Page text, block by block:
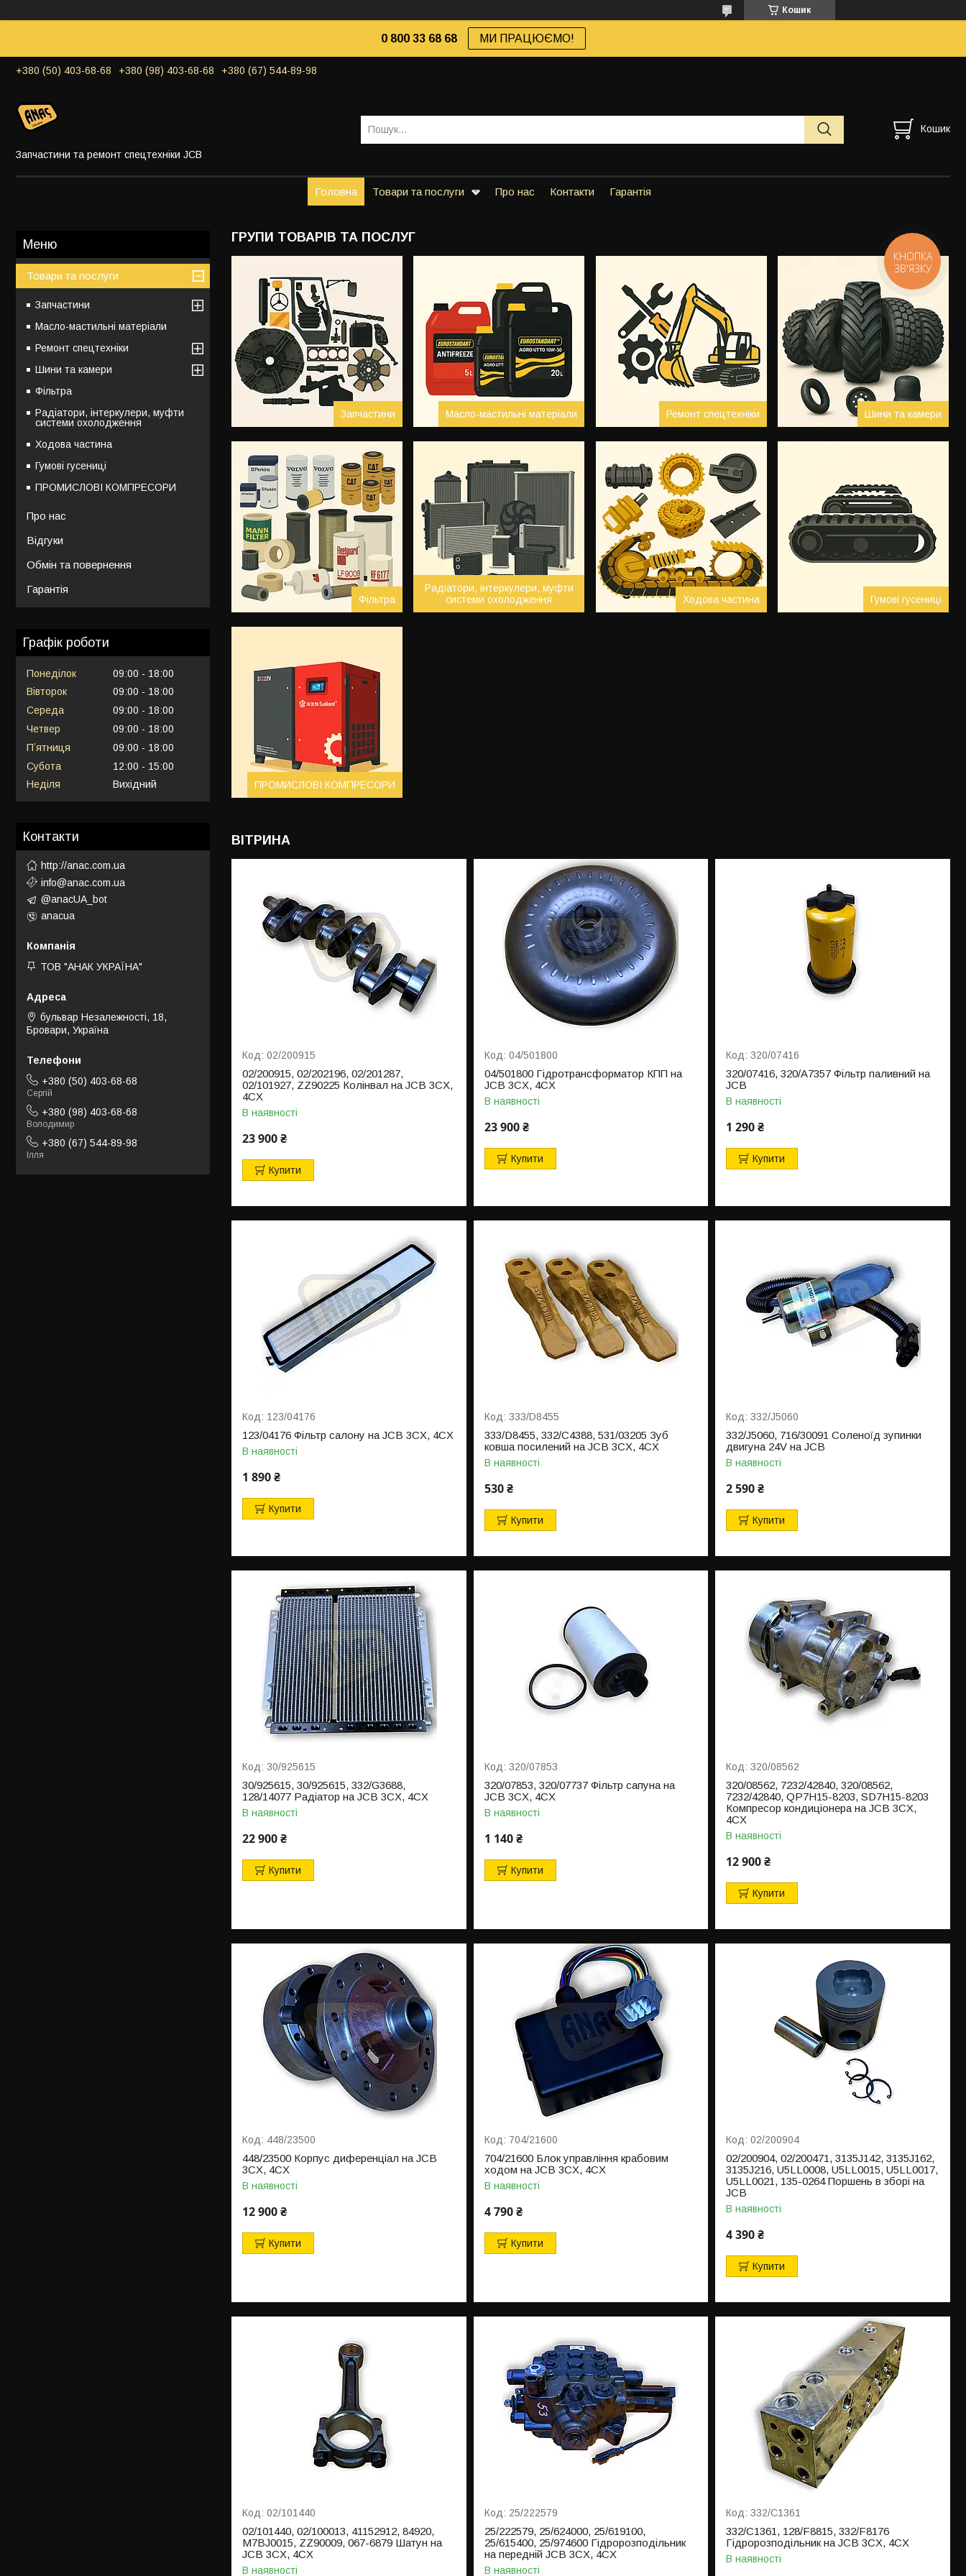
Кошик
0 800 33 68 68 МИ ПРАЦЮЄМО!
+380 (50) 403-68-68 +380 (98) 403-68-68 +380 (67) 544-89-98
Запчастини та ремонт спецтехніки JCB
Кошик
Головна Товари та послуги Про нас Контакти Гарантія
ГРУПИ ТОВАРІВ ТА ПОСЛУГ
Запчастини Масло-мастильні матеріали Ремонт спецтехніки Шини та камери
Фільтра
Радіатори, інтеркулери, муфти
системи охолодження
Ходова частина Гумові гусениці
ПРОМИСЛОВІ КОМПРЕСОРИ
ВІТРИНА
02/200915
02/200915, 02/202196, 02/201287,
02/101927, ZZ90225 Колінвал на JCB 3CX,
4CX
В наявності
23 900 ₴
Купити
04/501800
04/501800 Гідротрансформатор КПП на
JCB 3CX, 4CX
В наявності
23 900 ₴
Купити
320/07416
320/07416, 320/A7357 Фільтр паливний на
JCB
В наявності
1 290 ₴
Купити
123/04176
123/04176 Фільтр салону на JCB 3CX, 4CX
В наявності
1 890 ₴
Купити
333/D8455
333/D8455, 332/C4388, 531/03205 Зуб
ковша посилений на JCB 3CX, 4CX
В наявності
530 ₴
Купити
332/J5060
332/J5060, 716/30091 Соленоїд зупинки
двигуна 24V на JCB
В наявності
2 590 ₴
Купити
30/925615
30/925615, 30/925615, 332/G3688,
128/14077 Радіатор на JCB 3CX, 4CX
В наявності
22 900 ₴
Купити
320/07853
320/07853, 320/07737 Фільтр сапуна на
JCB 3CX, 4CX
В наявності
1 140 ₴
Купити
320/08562
320/08562, 7232/42840, 320/08562,
7232/42840, QP7H15-8203, SD7H15-8203
Компресор кондиціонера на JCB 3CX,
4CX
В наявності
12 900 ₴
Купити
448/23500
448/23500 Корпус диференціал на JCB
3CX, 4CX
В наявності
12 900 ₴
Купити
704/21600
704/21600 Блок управління крабовим
ходом на JCB 3CX, 4CX
В наявності
4 790 ₴
Купити
02/200904
02/200904, 02/200471, 3135J142, 3135J162,
3135J216, U5LL0008, U5LL0015, U5LL0017,
U5LL0021, 135-0264 Поршень в зборі на
JCB
В наявності
4 390 ₴
Купити
02/101440
02/101440, 02/100013, 41152912, 84920,
M7BJ0015, ZZ90009, 067-6879 Шатун на
JCB 3CX, 4CX
В наявності
25/222579
25/222579, 25/624000, 25/619100,
25/615400, 25/974600 Гідророзподільник
на передній JCB 3CX, 4CX
В наявності
332/C1361
332/C1361, 128/F8815, 332/F8176
Гідророзподільник на JCB 3CX, 4CX
В наявності
Товари та послуги
Запчастини
Масло-мастильні матеріали
Ремонт спецтехніки
Шини та камери
Фільтра
Радіатори, інтеркулери, муфти
системи охолодження
Ходова частина
Гумові гусениці
ПРОМИСЛОВІ КОМПРЕСОРИ
Про нас
Відгуки
Обмін та повернення
Гарантія
Графік роботи
Понеділок 09:00
18:00
Вівторок
09:00
18:00
Середа
09:00
18:00
Четвер
09:00
18:00
Пʼятниця
09:00
18:00
Субота
12:00
15:00
Неділя
Вихідний
Контакти
http://anac.com.ua
info@anac.com.ua
@anacUA_bot
anacua
ТОВ "АНАК УКРАЇНА"
бульвар Незалежності, 18,
Бровари, Україна
+380 (50) 403-68-68
Сергій
+380 (98) 403-68-68
Володимир
+380 (67) 544-89-98
Ілля
КНОПКА
ЗВ'ЯЗКУ